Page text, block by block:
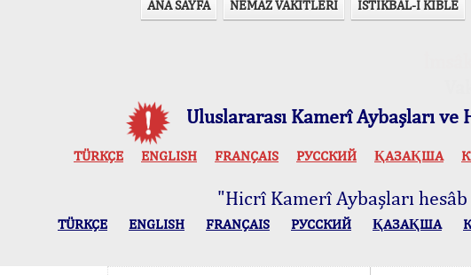
ANA SAYFA NEMÂZ VAKİTLERİ İSTİKBÂL-İ KIBLE
Uluslararası Kamerî Aybaşları
TÜRKÇE ENGLISH FRANÇAIS РУССКИЙ ҚАЗАҚША
"Hicrî Kamerî Aybaşları
TÜRKÇE ENGLISH FRANÇAIS РУССКИЙ ҚАЗАҚША